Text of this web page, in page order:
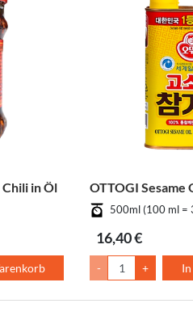
in Öl OTTOGI Sesame
500ml (100 ml =
16,40 €
- +